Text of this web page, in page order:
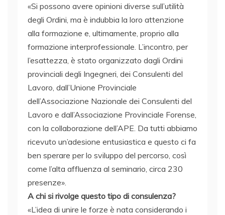
«Si possono avere opinioni diverse sull’utilità
degli Ordini, ma è indubbia la loro attenzione
alla formazione e, ultimamente, proprio alla
formazione interprofessionale. L’incontro, per
l’esattezza, è stato organizzato dagli Ordini
provinciali degli Ingegneri, dei Consulenti del
Lavoro, dall’Unione Provinciale
dell’Associazione Nazionale dei Consulenti del
Lavoro e dall’Associazione Provinciale Forense,
con la collaborazione dell’APE. Da tutti abbiamo
ricevuto un’adesione entusiastica e questo ci fa
ben sperare per lo sviluppo del percorso, così
come l’alta affluenza al seminario, circa 230
presenze».
A chi si rivolge questo tipo di consulenza?
«L’idea di unire le forze è nata considerando i